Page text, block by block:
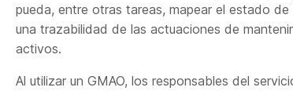
pueda, entre otras tareas, mapear el estado
una trazabilidad de las actuaciones de
activos.
Al utilizar un GMAO, los responsables del